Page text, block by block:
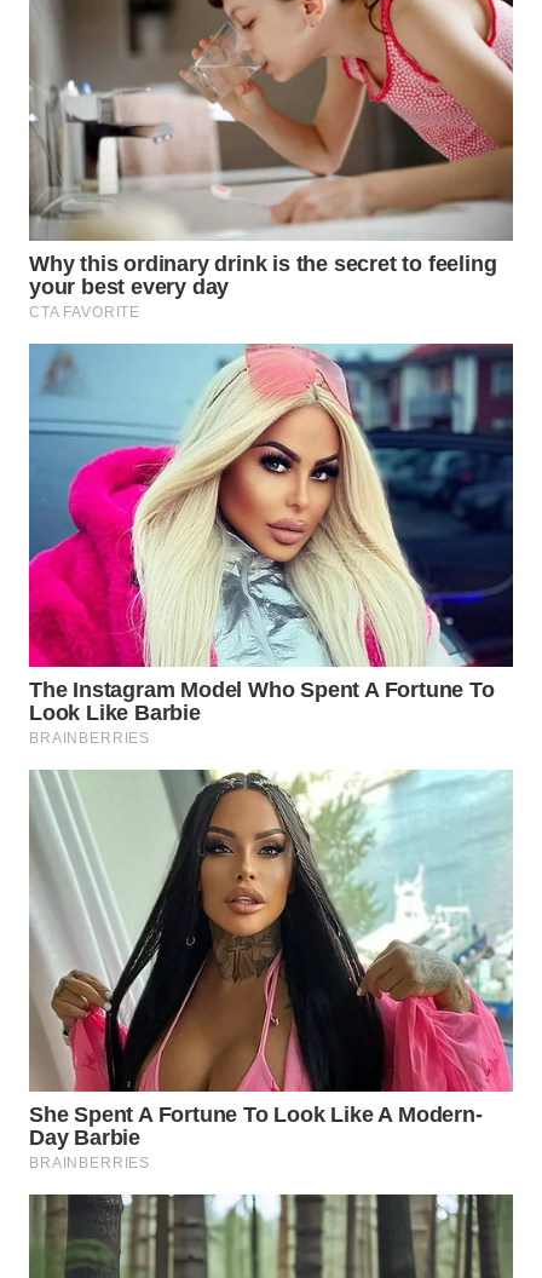
WN
CIREBON
WN
INDRAMAYU
WN
MAJALENGKA
WN
SUBANG
WN
SUKABUMI
WN
PURWAKARTA
PRIANGAN
TIMUR
WN
SEMARANG
SOLO
WN
BOROBUDUR
WN
MADURA
WN
SURABAYA